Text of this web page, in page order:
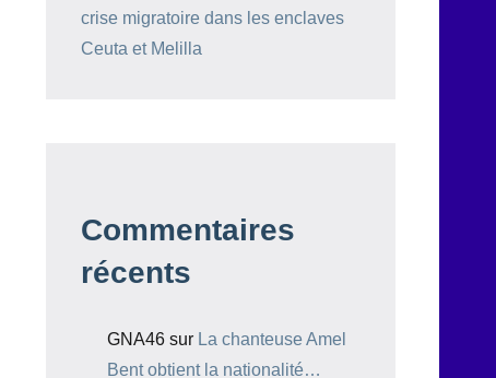
crise migratoire dans les enclaves
Ceuta et Melilla
Commentaires
récents
GNA46 sur La chanteuse Amel
Bent obtient la nationalité…